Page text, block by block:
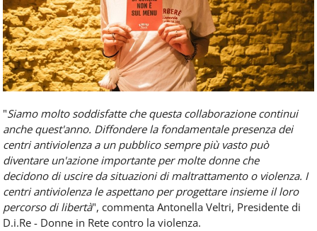
"Siamo molto soddisfatte che questa collaborazione continui
anche quest'anno. Diffondere la fondamentale presenza dei
centri antiviolenza a un pubblico sempre più vasto può
diventare un'azione importante per molte donne che
decidono diuscire da situazionidimaltrattamento o violenza. I
centri antiviolenza le aspettano per progettare insieme il loro
percorso dilibertà", commenta Antonella Veltri, Presidente di
D.i.Re - Donne in Rete contro la violenza.